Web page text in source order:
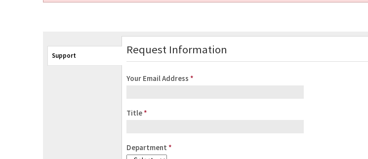
Support Request Information
Your Email Address *
Title *
Department *